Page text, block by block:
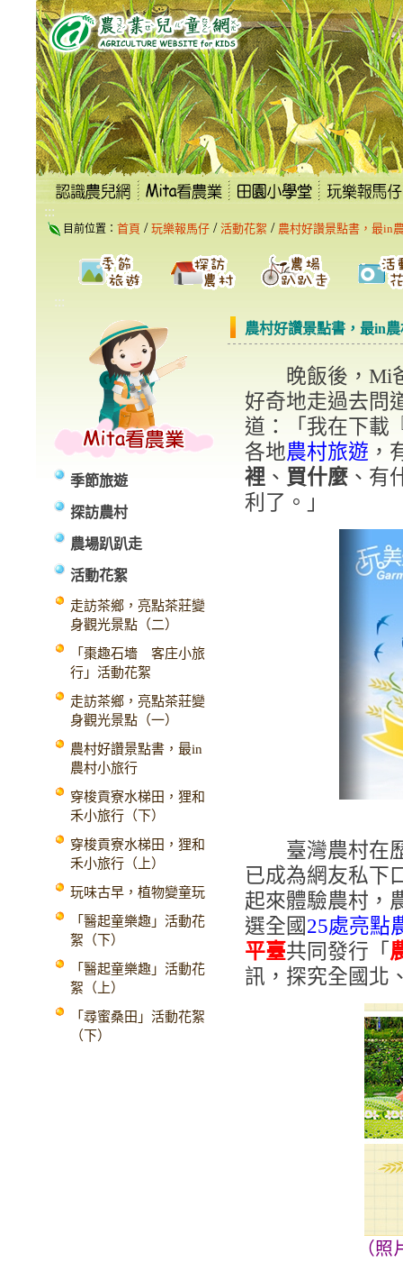
跳
到
主
要
內
容
區
塊
:::
目前位置： 首頁 / 玩樂報馬仔 / 活動花絮 / 農村好讚景點書，最in
:::
季節旅遊
探訪農村
農場趴趴走
活動花絮
走訪茶鄉，亮點茶莊變
身觀光景點（二）
「棗趣石墻 客庄小旅
行」活動花絮
走訪茶鄉，亮點茶莊變
身觀光景點（一）
農村好讚景點書，最in
農村小旅行
穿梭貢寮水梯田，狸和
禾小旅行（下）
穿梭貢寮水梯田，狸和
禾小旅行（上）
玩味古早，植物變童玩
「醫起童樂趣」活動花
絮（下）
「醫起童樂趣」活動花
絮（上）
「尋蜜桑田」活動花絮
（下）
農村好讚景點書，最in
晚飯後，Mi爸
好奇地走過去問
道：「我在下載
各地農村旅遊 ，
裡 、 買什麼 、有
利了。」
臺灣農村在歷
已成為網友私下
起來體驗農村，
選全國 25處亮點
平臺共同發行「
訊，探究全國北
（